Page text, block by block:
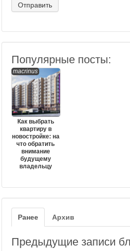
Популярные посты:
macrinus
Как выбрать
квартиру в
новостройке: на
что обратить
внимание
будущему
владельцу
Ранее Архив
Предыдущие записи